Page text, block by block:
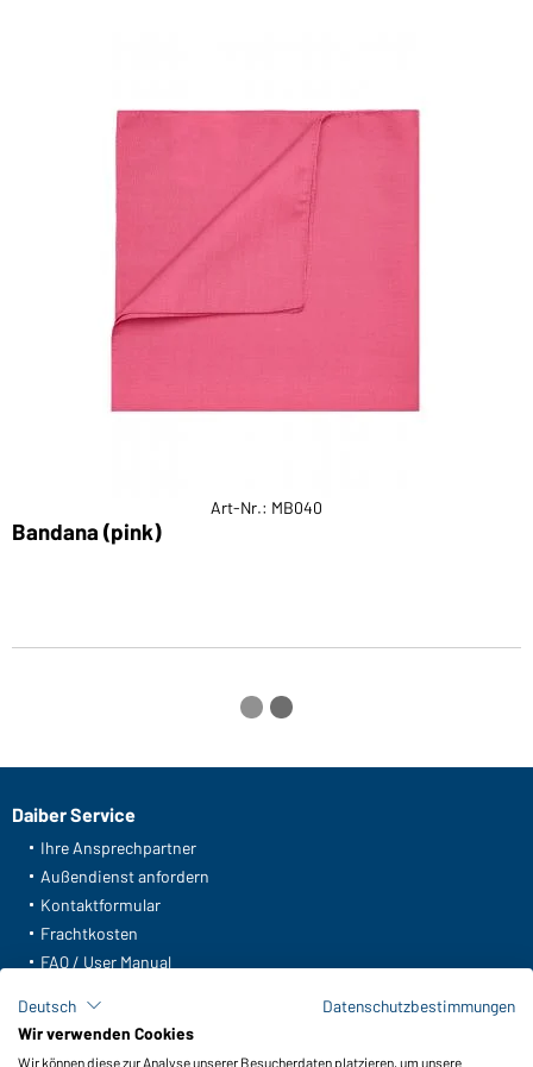
Art-Nr.: MB040
Bandana (pink)
Daiber Service
Ihre Ansprechpartner
Außendienst anfordern
Kontaktformular
Frachtkosten
FAQ / User Manual
Meldeportal nach Hinweisgeberschutz
Deutsch
Datenschutzbestimmungen
Wir verwenden Cookies
Wir können diese zur Analyse unserer Besucherdaten platzieren, um unsere